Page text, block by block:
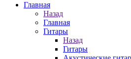
Главная
Назад
Главная
Гитары
Назад
Гитары